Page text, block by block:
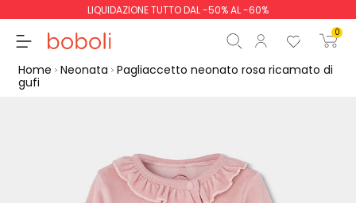
LIQUIDAZIONE TUTTO DAL -50% AL -60%
0
Home Neonata Pagliaccetto neonato rosa ricamato di
gufi